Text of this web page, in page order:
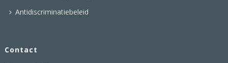
Antidiscriminatiebeleid
Contact